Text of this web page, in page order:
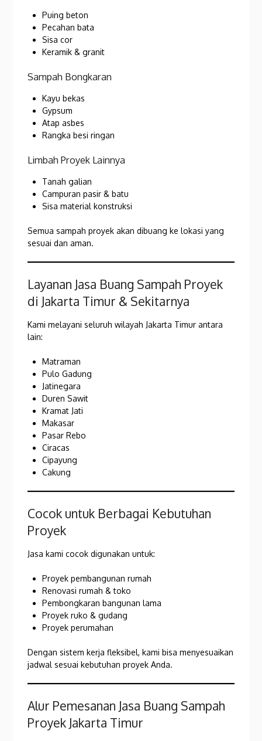
Puing beton
Pecahan bata
Sisa cor
Keramik & granit
Sampah Bongkaran
Kayu bekas
Gypsum
Atap asbes
Rangka besi ringan
Limbah Proyek Lainnya
Tanah galian
Campuran pasir & batu
Sisa material konstruksi
Semua sampah proyek akan dibuang ke lokasi yang
sesuai dan aman.
Layanan Jasa Buang Sampah Proyek
di Jakarta Timur & Sekitarnya
Kami melayani seluruh wilayah Jakarta Timur antara
lain:
Matraman
Pulo Gadung
Jatinegara
Duren Sawit
Kramat Jati
Makasar
Pasar Rebo
Ciracas
Cipayung
Cakung
Cocok untuk Berbagai Kebutuhan
Proyek
Jasa kami cocok digunakan untuk:
Proyek pembangunan rumah
Renovasi rumah & toko
Pembongkaran bangunan lama
Proyek ruko & gudang
Proyek perumahan
Dengan sistem kerja fleksibel, kami bisa menyesuaikan
jadwal sesuai kebutuhan proyek Anda.
Alur Pemesanan Jasa Buang Sampah
Proyek Jakarta Timur